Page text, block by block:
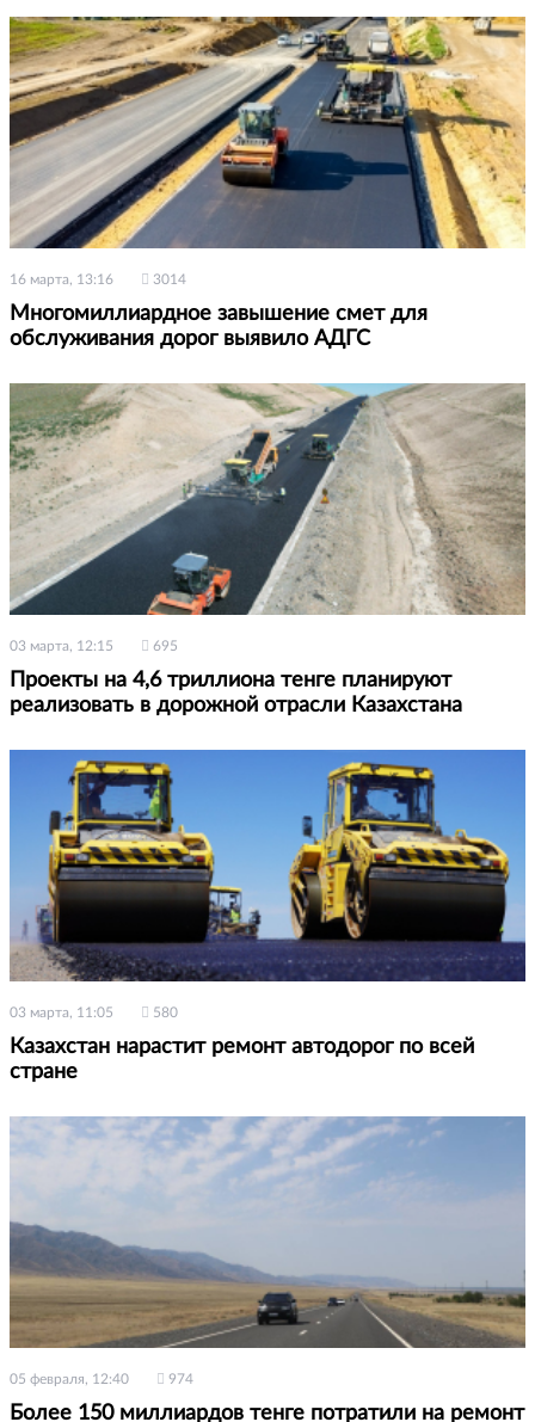
16 марта, 13:16 3014
Многомиллиардное завышение смет для
обслуживания дорог выявило АДГС
03 марта, 12:15 695
Проекты на 4,6 триллиона тенге планируют
реализовать в дорожной отрасли Казахстана
03 марта, 11:05 580
Казахстан нарастит ремонт автодорог по всей
стране
05 февраля, 12:40 974
Более 150 миллиардов тенге потратили на ремонт